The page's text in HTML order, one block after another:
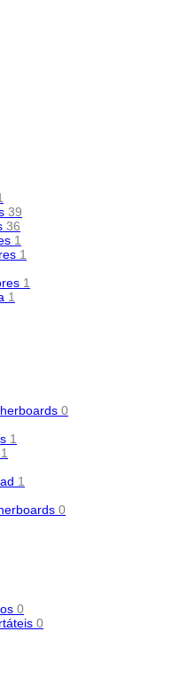
39
36
1
1
1
1
0
1
1
1
0
0
0